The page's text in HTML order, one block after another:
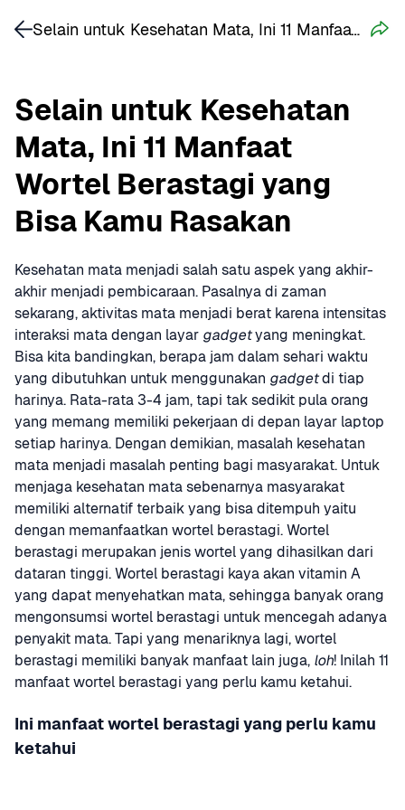
Selain untuk Kesehatan
Mata, Ini 11 Manfaat
Wortel Berastagi yang
Bisa Kamu Rasakan
Kesehatan mata menjadi salah satu aspek yang akhir-
akhir menjadi pembicaraan. Pasalnya di zaman
sekarang, aktivitas mata menjadi berat karena intensitas
interaksi mata dengan layar gadget yang meningkat.
Bisa kita bandingkan, berapa jam dalam sehari waktu
yang dibutuhkan untuk menggunakan gadget di tiap
harinya. Rata-rata 3-4 jam, tapi tak sedikit pula orang
yang memang memiliki pekerjaan di depan layar laptop
setiap harinya. Dengan demikian, masalah kesehatan
mata menjadi masalah penting bagi masyarakat. Untuk
menjaga kesehatan mata sebenarnya masyarakat
memiliki alternatif terbaik yang bisa ditempuh yaitu
dengan memanfaatkan wortel berastagi. Wortel
berastagi merupakan jenis wortel yang dihasilkan dari
dataran tinggi. Wortel berastagi kaya akan vitamin A
yang dapat menyehatkan mata, sehingga banyak orang
mengonsumsi wortel berastagi untuk mencegah adanya
penyakit mata. Tapi yang menariknya lagi, wortel
berastagi memiliki banyak manfaat lain juga, loh! Inilah 11
manfaat wortel berastagi yang perlu kamu ketahui.
Ini manfaat wortel berastagi yang perlu kamu
ketahui
Selain untuk Kesehatan Mata, Ini 11 Manfaat Wortel Berastagi yang Bisa Kamu Rasakan